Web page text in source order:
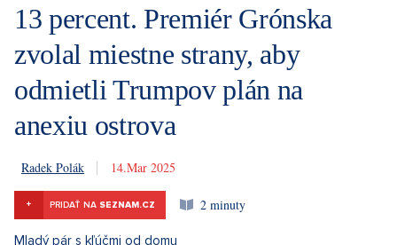
13 percent. Premiér Grónska
zvolal miestne strany, aby
odmietli Trumpov plán na
anexiu ostrova
Radek Polák 14. 3. 2025
+ PRIDAŤ NA SEZNAM.CZ 2 minuty